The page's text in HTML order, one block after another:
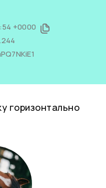
+0000
горизонтально